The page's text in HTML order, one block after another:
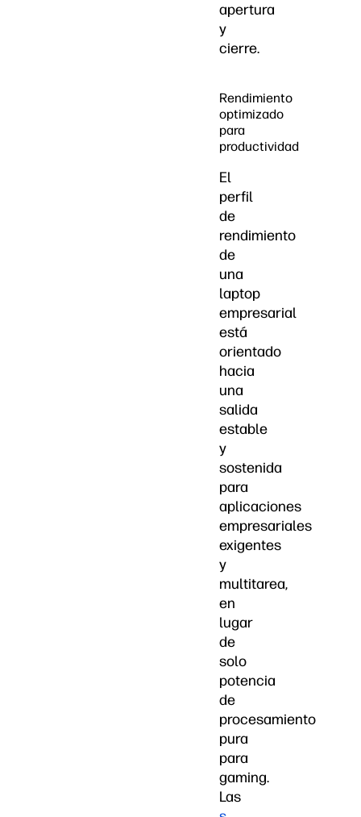
apertura
y
cierre.
Rendimiento
optimizado
para
productividad
El
perfil
de
rendimiento
de
una
laptop
empresarial
está
orientado
hacia
una
salida
estable
y
sostenida
para
aplicaciones
empresariales
exigentes
y
multitarea,
en
lugar
de
solo
potencia
de
procesamiento
pura
para
gaming.
Las